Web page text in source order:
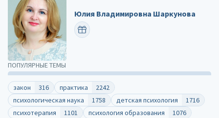
ПОПУЛЯРНЫЕ ТЕМЫ
закон 316 практика
2242
психологическая наука
1758 детская психология
1716
психотерапия
1101 психология образования
1076
Юлия Владимировна Шаркунова
ПОЗДРАВИТЬ